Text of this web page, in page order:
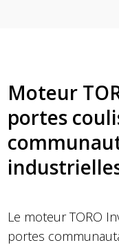
Moteur
portes
Le moteur TORO
portes